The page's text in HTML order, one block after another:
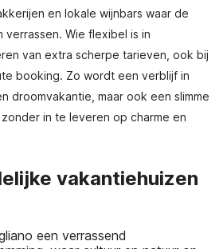
en lokale wijnbars waar de
verrassen. Wie flexibel is in
van extra scherpe tarieven, ook bij
booking. Zo wordt een verblijf in
droomvakantie, maar ook een slimme
in te leveren op charme en
vakantiehuizen
een verrassend